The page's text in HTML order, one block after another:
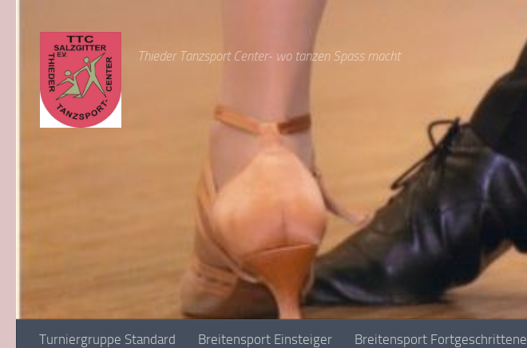
Thieder Tanzsport Center- wo tanzen Spass macht
Turniergruppe Standard Breitensport Einsteiger Breitensport Fortgeschrittene